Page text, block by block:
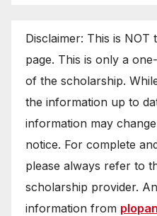
Disclaimer: This is
page. This is only a
of the scholarship.
the information up to
information may
notice. For complete
please always refer to
scholarship provider.
information from